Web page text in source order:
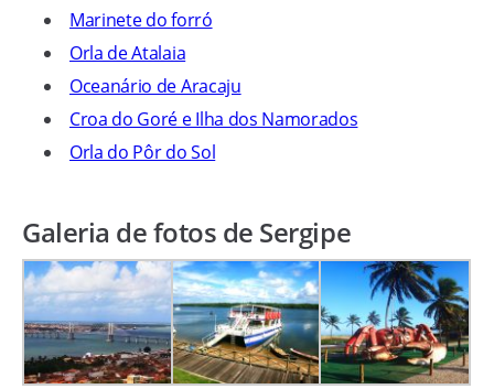
Marinete do forró
Orla de Atalaia
Oceanário de Aracaju
Croa do Goré e Ilha dos Namorados
Orla do Pôr do Sol
Galeria de fotos de Sergipe